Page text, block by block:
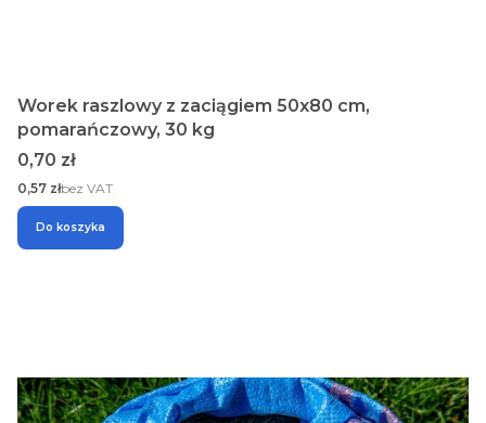
Worek raszlowy z zaciągiem 50x80 cm,
pomarańczowy, 30 kg
Cena
0,70 zł
Cena
0,57 złbez VAT
Do koszyka